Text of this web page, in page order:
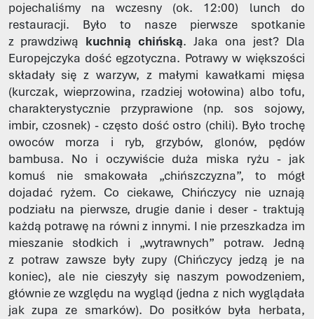
pojechaliśmy na wczesny (ok. 12:00) lunch do
restauracji. Było to nasze pierwsze spotkanie
z prawdziwą kuchnią chińską. Jaka ona jest? Dla
Europejczyka dość egzotyczna. Potrawy w większości
składały się z warzyw, z małymi kawałkami mięsa
(kurczak, wieprzowina, rzadziej wołowina) albo tofu,
charakterystycznie przyprawione (np. sos sojowy,
imbir, czosnek) - często dość ostro (chili). Było trochę
owoców morza i ryb, grzybów, glonów, pędów
bambusa. No i oczywiście duża miska ryżu - jak
komuś nie smakowała „chińszczyzna”, to mógł
dojadać ryżem. Co ciekawe, Chińczycy nie uznają
podziału na pierwsze, drugie danie i deser - traktują
każdą potrawę na równi z innymi. I nie przeszkadza im
mieszanie słodkich i „wytrawnych” potraw. Jedną
z potraw zawsze były zupy (Chińczycy jedzą je na
koniec), ale nie cieszyły się naszym powodzeniem,
głównie ze względu na wygląd (jedna z nich wyglądała
jak zupa ze smarków). Do posiłków była herbata,